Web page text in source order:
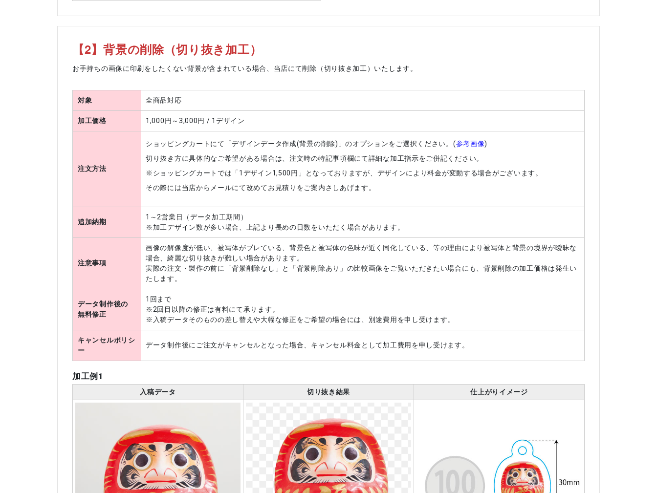
【2】背景の削除（切り抜き加工）
お手持ちの画像に印刷をしたくない背景が含まれている場合、当店にて削除（切り抜き加工）いたします。
対象 全商品対応
加工価格 1,000円～3,000円 / 1デザイン
注文方法
ショッピングカートにて「デザインデータ作成(背景の削除)」のオプションをご選択ください。(参考画像)
切り抜き方に具体的なご希望がある場合は、注文時の特記事項欄にて詳細な加工指示をご併記ください。
※ショッピングカートでは「1デザイン1,500円」となっておりますが、デザインにより料金が変動する場合がございます。
その際には当店からメールにて改めてお見積りをご案内さしあげます。
追加納期
1～2営業日（データ加工期間）
※加工デザイン数が多い場合、上記より長めの日数をいただく場合があります。
注意事項
画像の解像度が低い、被写体がブレている、背景色と被写体の色味が近く同化している、等の理由により被写体と背景の境界が曖昧な
場合、綺麗な切り抜きが難しい場合があります。
実際の注文・製作の前に「背景削除なし」と「背景削除あり」の比較画像をご覧いただきたい場合にも、背景削除の加工価格は発生い
たします。
データ制作後の
無料修正
1回まで
※2回目以降の修正は有料にて承ります。
※入稿データそのものの差し替えや大幅な修正をご希望の場合には、別途費用を申し受けます。
キャンセルポリシ
ー
データ制作後にご注文がキャンセルとなった場合、キャンセル料金として加工費用を申し受けます。
加工例1
入稿データ 切り抜き結果 仕上がりイメージ